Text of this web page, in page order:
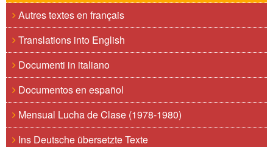
Autres textes en français
Translations into English
Documenti in italiano
Documentos en español
Mensual Lucha de Clase (1978-1980)
Ins Deutsche übersetzte Texte